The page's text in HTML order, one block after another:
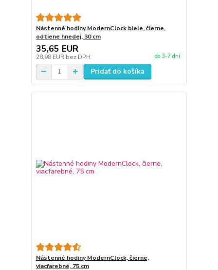
Nástenné hodiny ModernClock biele, čierne,
odtiene hnedej, 30 cm
35,65 EUR
28,98 EUR bez DPH do 3-7 dní
Pridať do košíka
Nástenné hodiny ModernClock, čierne,
viacfarebné, 75 cm